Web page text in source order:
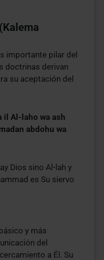
importante pilar del
doctrinas derivan
su aceptación del
il Al-laho wa ash
abdohu wa
Dios sino Al-lah y
es Su siervo
y más
del
a Él. Su